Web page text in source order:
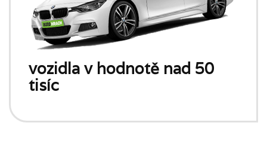
vozidla v hodnotě nad 50
tisíc